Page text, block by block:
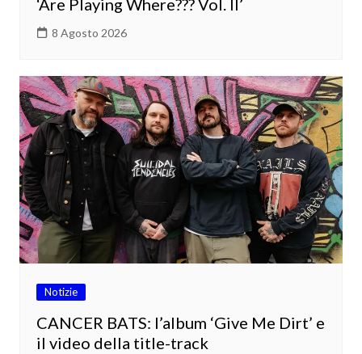
‘Are Playing Where??? Vol. II’
8 Agosto 2026
Notizie
CANCER BATS: l’album ‘Give Me Dirt’ e
il video della title-track